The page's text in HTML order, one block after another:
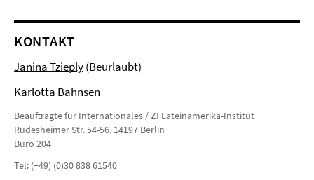
KONTAKT
Janina Tzieply(Beurlaubt)
Karlotta Bahnsen
Beauftragte für Internationales / ZI Lateinamerika-Institut
Rüdesheimer Str. 54-56, 14197 Berlin
Büro 204
Tel: (+49) (0)30 838 61540